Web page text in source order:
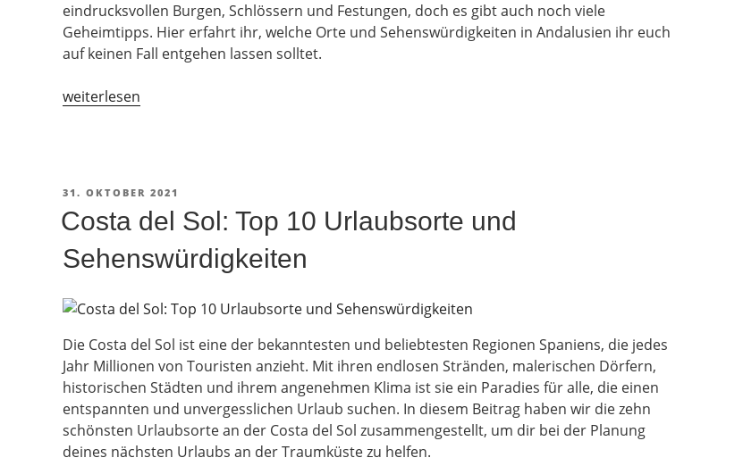
eindrucksvollen Burgen, Schlössern und Festungen, doch es gibt auch noch viele
Geheimtipps. Hier erfahrt ihr, welche Orte und Sehenswürdigkeiten in Andalusien ihr euch
auf keinen Fall entgehen lassen solltet.
„Andalusien-
schönsten?
(mit
Karte)“
weiterlesen
VERÖFFENTLICHT
31. OKTOBER 2021
Costa del Sol: Top 10 Urlaubsorte und
Sehenswürdigkeiten
Die Costa del Sol ist eine der bekanntesten und beliebtesten Regionen Spaniens, die jedes
Jahr Millionen von Touristen anzieht. Mit ihren endlosen Stränden, malerischen Dörfern,
historischen Städten und ihrem angenehmen Klima ist sie ein Paradies für alle, die einen
entspannten und unvergesslichen Urlaub suchen. In diesem Beitrag haben wir die zehn
schönsten Urlaubsorte an der Costa del Sol zusammengestellt, um dir bei der Planung
deines nächsten Urlaubs an der Traumküste zu helfen.